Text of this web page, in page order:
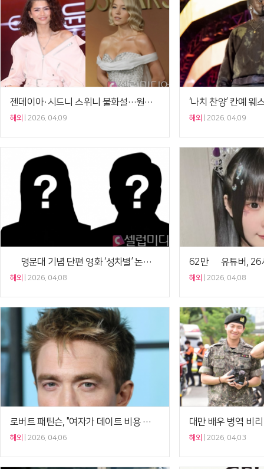
젠데이아·시드니 스위니 불화설…원인은 톰 홀랜드?[Ce:월드뷰]
해외 2026. 04.09 해외 2026. 04.09
中 명문대 기념 단편 영화 ‘성차별’ 논란…학교 측 삭제 조치+사과[셀럽이슈]
해외 2026. 04.08 해외 2026. 04.08
로버트 패틴슨, "여자가 데이트 비용 내면 섹시해" 발언으로 논란[Ce:월드뷰]
해외 2026. 04.06 해외 2026. 04.03